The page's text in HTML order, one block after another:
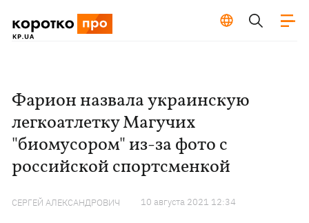
Фарион назвала украинскую
легкоатлетку Магучих
"биомусором" из-за фото с
российской спортсменкой
СЕРГЕЙ АЛЕКСАНДРОВИЧ 10 августа 2021 12:34